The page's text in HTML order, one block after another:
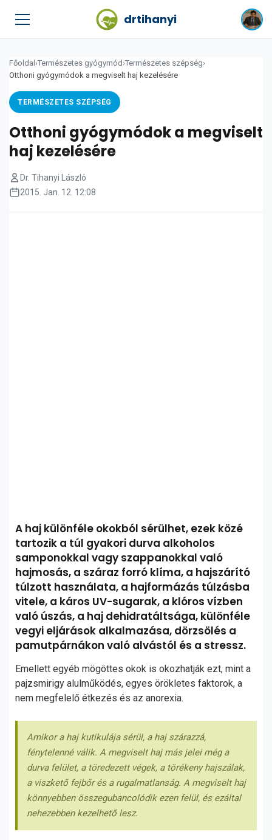
drtihanyi
Főoldal ›Természetes gyógymód ›Természetes szépség›
Otthoni gyógymódok a megviselt haj kezelésére
TERMÉSZETES SZÉPSÉG
Otthoni gyógymódok a megviselt
haj kezelésére
Dr. Tihanyi László
2015. Jan. 12. 12:08
A haj különféle okokból sérülhet, ezek közé
tartozik a túl gyakori durva alkoholos
samponokkal vagy szappanokkal való
hajmosás, a száraz forró klíma, a hajszárító
túlzott használata, a hajformázás túlzásba
vitele, a káros UV-sugarak, a klóros vízben
való úszás, a haj dehidratáltsága, különféle
vegyi eljárások alkalmazása, dörzsölés a
pamutpárnákon való alvástól és a stressz.
Emellett egyéb mögöttes okok is okozhatják ezt, mint a
pajzsmirigy alulműködés, egyes örökletes faktorok, a
nem megfelelő étkezés és az anorexia.
Amikor a haj kutikulája sérül, a haj szárazzá,
fénytelenné válik. A megviselt haj más jelei még a
durva felület, a töredezett végek, a törékeny hajszálak,
a viszkető fejbőr és a rugalmatlanság. A megviselt haj
könnyebben összegubancolódik ezen felül, és ezáltal
nehezebben kezelhető lesz.